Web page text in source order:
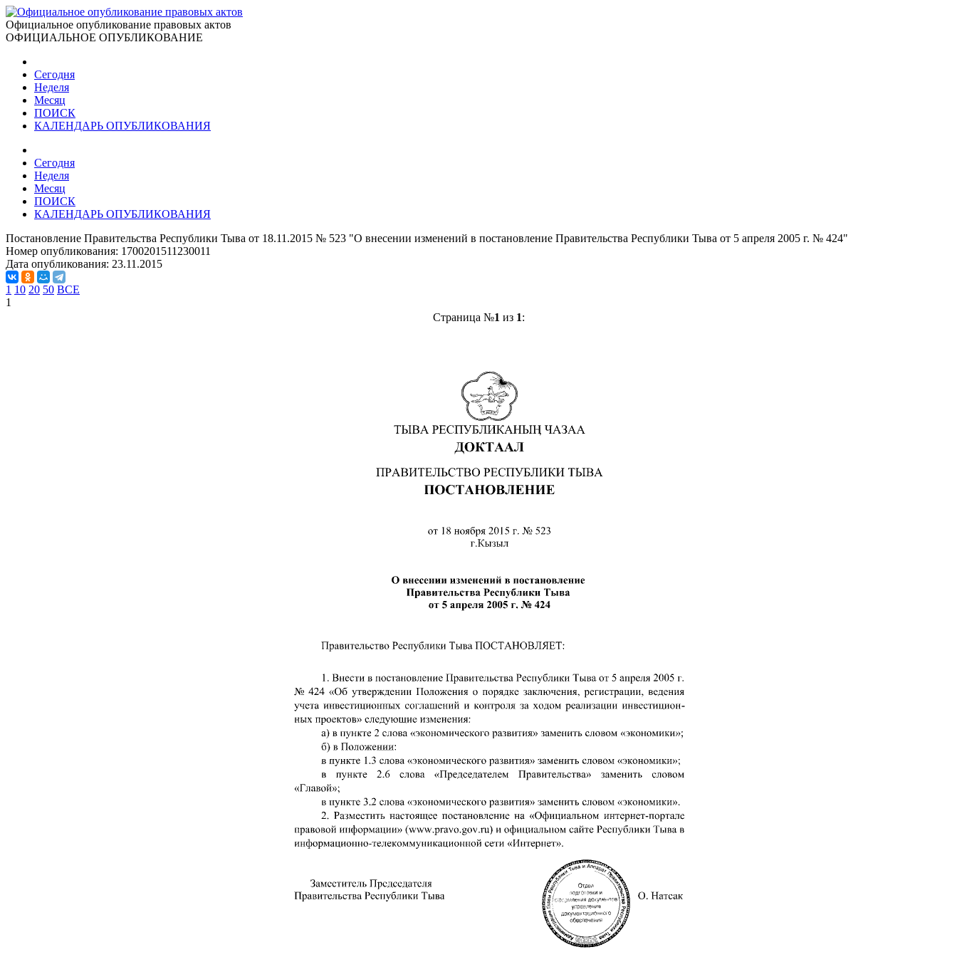
Официальное опубликование правовых актов
ОФИЦИАЛЬНОЕ ОПУБЛИКОВАНИЕ
Сегодня
Неделя
Месяц
ПОИСК
КАЛЕНДАРЬ ОПУБЛИКОВАНИЯ
Сегодня
Неделя
Месяц
ПОИСК
КАЛЕНДАРЬ ОПУБЛИКОВАНИЯ
Постановление Правительства Республики Тыва от 18.11.2015 № 523 "О внесении изменений в постановление Правительства Республики Тыва от 5 апреля 2005 г. № 424"
Номер опубликования: 1700201511230011
Дата опубликования: 23.11.2015
1 10 20 50 ВСЕ
1
Страница №1 из 1: